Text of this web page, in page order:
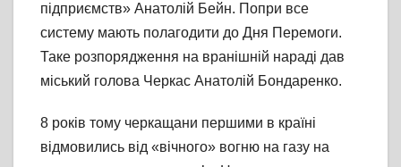
підприємств» Анатолій Бейн. Попри все
систему мають полагодити до Дня Перемоги.
Таке розпорядження на вранішній нараді дав
міський голова Черкас Анатолій Бондаренко.
8 років тому черкащани першими в країні
відмовились від «вічного» вогню на газу на